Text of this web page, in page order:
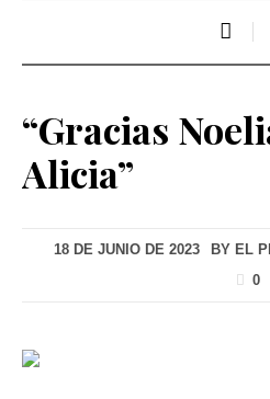
“Gracias
Alicia”
18 DE JUNIO DE 2023 BY EL
0